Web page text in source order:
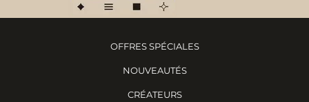
OFFRES SPÉCIALES
NOUVEAUTÉS
CRÉATEURS